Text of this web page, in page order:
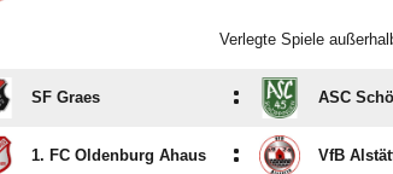
Verlegte Spiele
SF Graes : ASC
1. FC Oldenburg Ahaus : VfB